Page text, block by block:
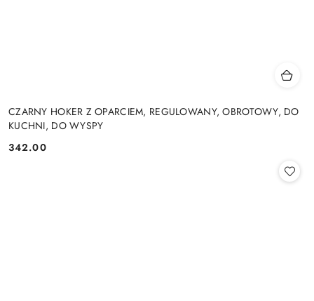
CZARNY HOKER Z OPARCIEM, REGULOWANY, OBROTOWY, DO
KUCHNI, DO WYSPY
Cena:
342.00